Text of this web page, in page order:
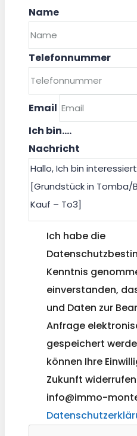
Name
Telefonnummer
Email
Ich bin....
Nachricht
Ich habe die
Kenntnis
einverstanden,
und Daten zur
Anfrage
gespeichert
können Ihre
Zukunft
info@immo-